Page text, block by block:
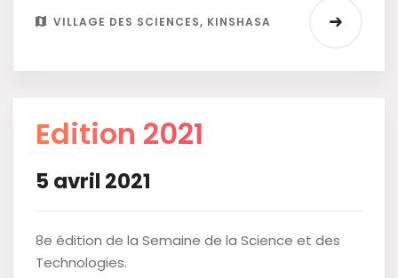
VILLAGE DES SCIENCES, KINSHASA
Edition 2021
5 avril 2021
8e édition de la Semaine de la Science et des
Technologies.